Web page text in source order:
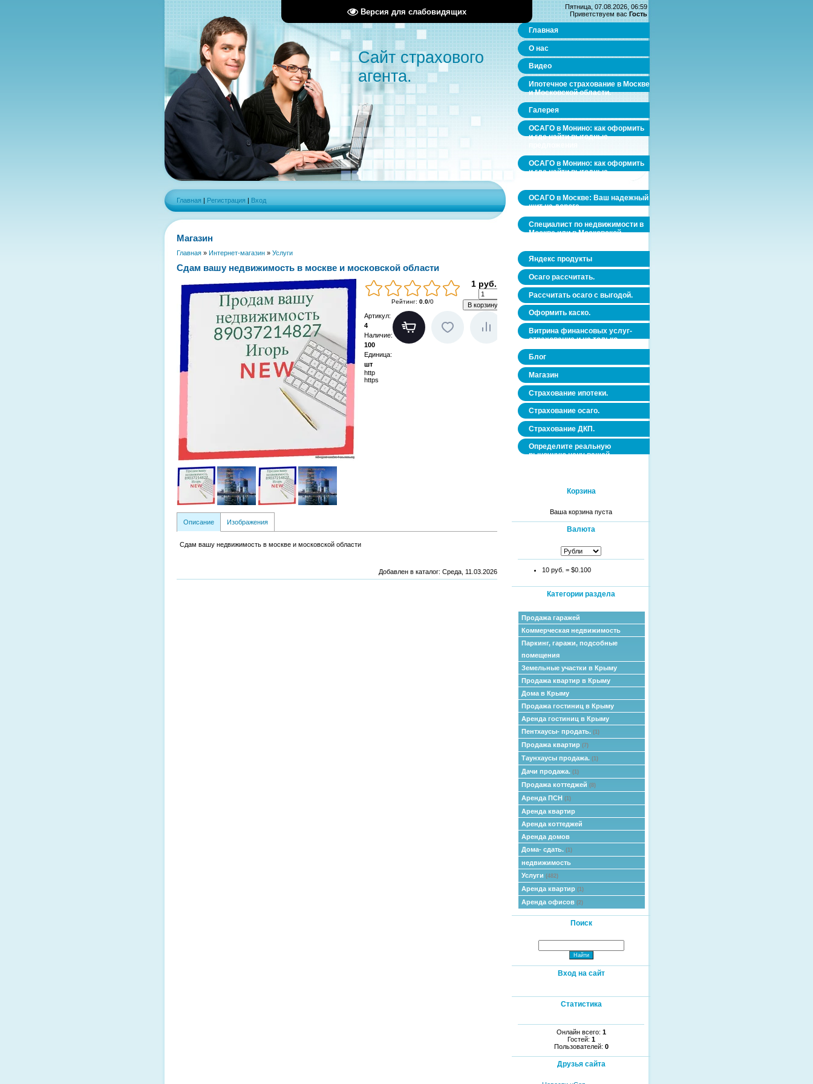
Версия для слабовидящих
Сайт страхового
агента.
Главная | Регистрация | Вход
Магазин
Главная » Интернет-магазин » Услуги
Сдам вашу недвижимость в москве и московской области
Рейтинг: 0.0/0
1 руб.
Артикул:
4
Наличие:
100
Единица:
шт
http
https
Описание Изображения
Сдам вашу недвижимость в москве и московской области
Добавлен в каталог: Среда, 11.03.2026
Пятница, 07.08.2026, 06:59
Приветствуем вас Гость
Главная
О нас
Видео
Ипотечное страхование в Москве
и Московской области.
Галерея
ОСАГО в Монино: как оформить
и где найти выгодные
ОСАГО в Монино: как оформить
и где найти выгодные
ОСАГО в Москве: Ваш надежный
щит на дороге
Специалист по недвижимости в
Москве или в Московской
Яндекс продукты
Осаго рассчитать.
Рассчитать осаго с выгодой.
Оформить каско.
Витрина финансовых услуг-
страхование и не только.
Блог
Магазин
Страхование ипотеки.
Страхование осаго.
Страхование ДКП.
Определите реальную
рыночную цену вашей
Корзина
Ваша корзина пуста
Валюта
10 руб. = $0.100
Категории раздела
Продажа гаражей
Коммерческая недвижимость
Паркинг, гаражи, подсобные
помещения
Земельные участки в Крыму
Продажа квартир в Крыму
Дома в Крыму
Продажа гостиниц в Крыму
Аренда гостиниц в Крыму
Пентхаусы- продать. (1)
Продажа квартир (7)
Таунхаусы продажа. (1)
Дачи продажа. (1)
Продажа коттеджей (8)
Аренда ПСН (1)
Аренда квартир
Аренда коттеджей
Аренда домов
Дома- сдать. (1)
недвижимость
Услуги (482)
Аренда квартир (1)
Аренда офисов (2)
Поиск
Вход на сайт
Статистика
Онлайн всего: 1
Гостей: 1
Пользователей: 0
Друзья сайта